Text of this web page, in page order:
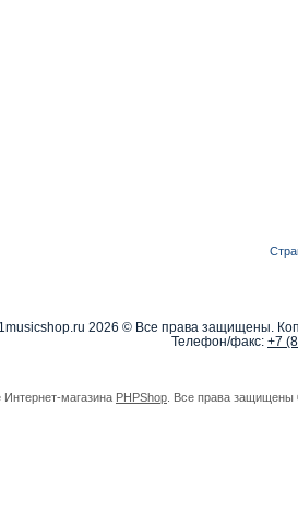
2026 © Все права защищены.
Телефон/факс: +7
Интернет-магазина PHPShop . Все права защищены